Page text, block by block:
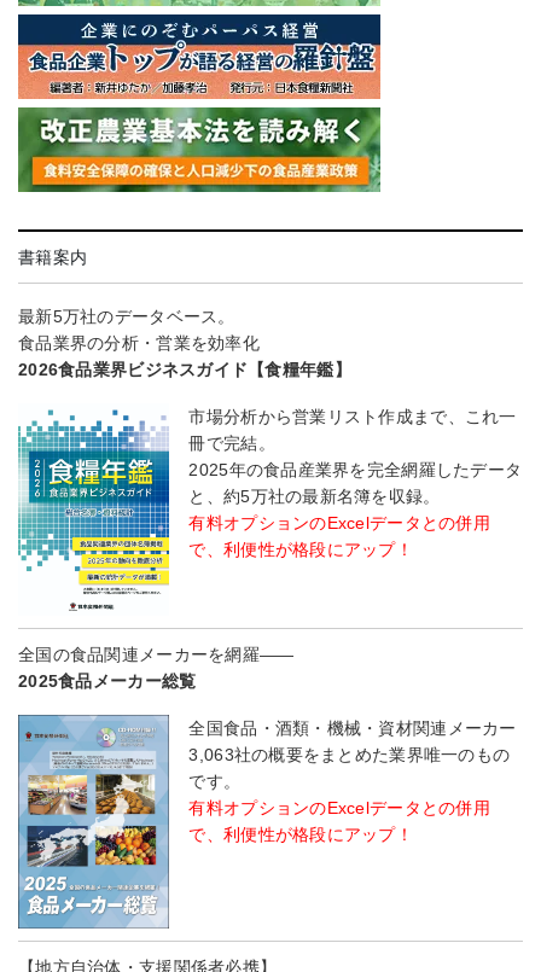
書籍案内
最新5万社のデータベース。
食品業界の分析・営業を効率化
2026食品業界ビジネスガイド【食糧年鑑】
市場分析から営業リスト作成まで、これ一
冊で完結。
2025年の食品産業界を完全網羅したデータ
と、約5万社の最新名簿を収録。
有料オプションのExcelデータとの併用
で、利便性が格段にアップ！
全国の食品関連メーカーを網羅――
2025食品メーカー総覧
全国食品・酒類・機械・資材関連メーカー
3,063社の概要をまとめた業界唯一のもの
です。
有料オプションのExcelデータとの併用
で、利便性が格段にアップ！
【地方自治体・支援関係者必携】